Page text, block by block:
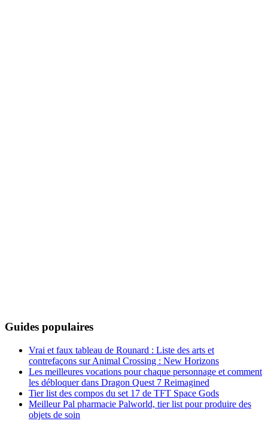
Guides populaires
Vrai et faux tableau de Rounard : Liste des arts et
contrefaçons sur Animal Crossing : New Horizons
Les meilleures vocations pour chaque personnage et comment
les débloquer dans Dragon Quest 7 Reimagined
Tier list des compos du set 17 de TFT Space Gods
Meilleur Pal pharmacie Palworld, tier list pour produire des
objets de soin